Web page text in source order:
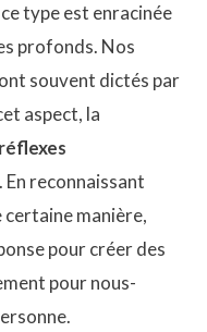
type est enracinée
profonds. Nos
souvent dictés par
aspect, la
réflexes
reconnaissant
certaine manière,
pour créer des
pour nous-